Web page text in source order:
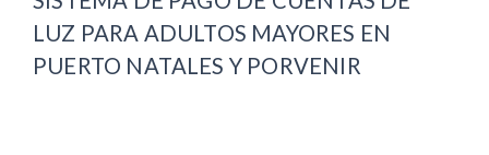
LUZ PARA ADULTOS MAYORES EN
PUERTO NATALES Y PORVENIR